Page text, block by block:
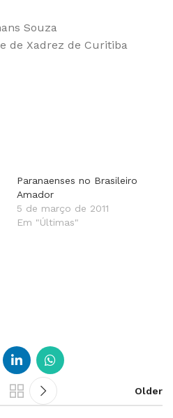
Souza
de Xadrez de Curitiba
Paranaenses no Brasileiro
Amador
5 de março de 2011
Em "Últimas"
Older